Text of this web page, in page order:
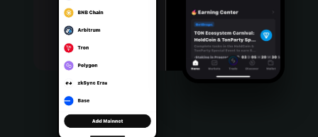
Português (Portugal)
Bahasa Indonesia
Português (Brasil)
Español (Argentina)